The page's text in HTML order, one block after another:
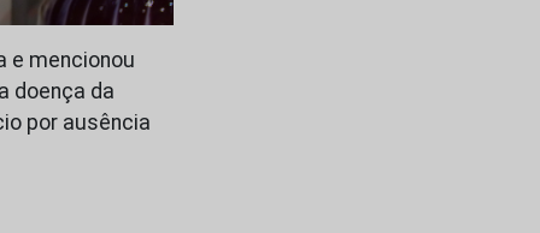
e mencionou
doença da
por ausência